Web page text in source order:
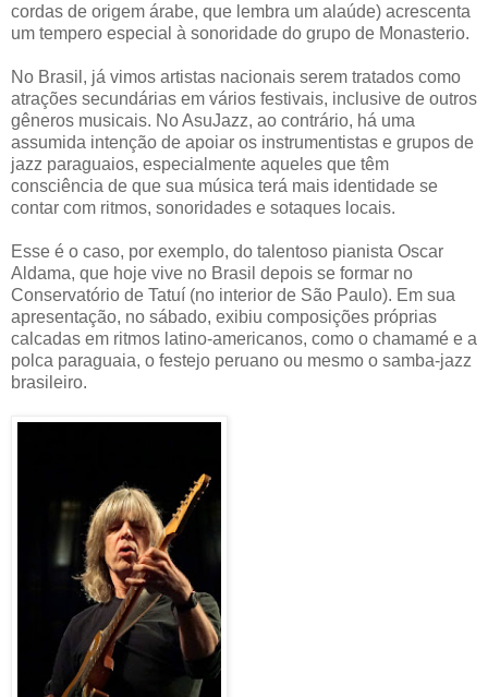
cordas de origem árabe, que lembra um alaúde) acrescenta
um tempero especial à sonoridade do grupo de Monasterio.
No Brasil, já vimos artistas nacionais serem tratados como
atrações secundárias em vários festivais, inclusive de outros
gêneros musicais. No AsuJazz, ao contrário, há uma
assumida intenção de apoiar os instrumentistas e grupos de
jazz paraguaios, especialmente aqueles que têm
consciência de que sua música terá mais identidade se
contar com ritmos, sonoridades e sotaques locais.
Esse é o caso, por exemplo, do talentoso pianista Oscar
Aldama, que hoje vive no Brasil depois se formar no
Conservatório de Tatuí (no interior de São Paulo). Em sua
apresentação, no sábado, exibiu composições próprias
calcadas em ritmos latino-americanos, como o chamamé e a
polca paraguaia, o festejo peruano ou mesmo o samba-jazz
brasileiro.